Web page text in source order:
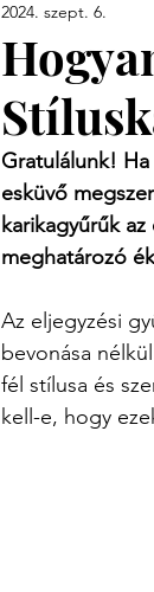
2024. szept. 6.
Gratulálunk!
esküvő
karikagyűrűk
meghatározó
Az eljegyzési
bevonása
fél stílusa és
kell-e, hogy